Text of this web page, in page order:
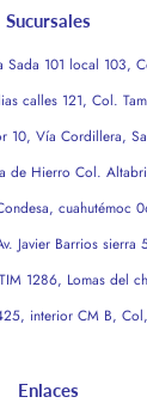
Sucursales
Sada 101 local 103,
calles 121, Col.
10, Vía Cordillera,
de Hierro Col.
cuahutémoc
Javier Barrios sierra
1286, Lomas del
interior CM B,
Enlaces